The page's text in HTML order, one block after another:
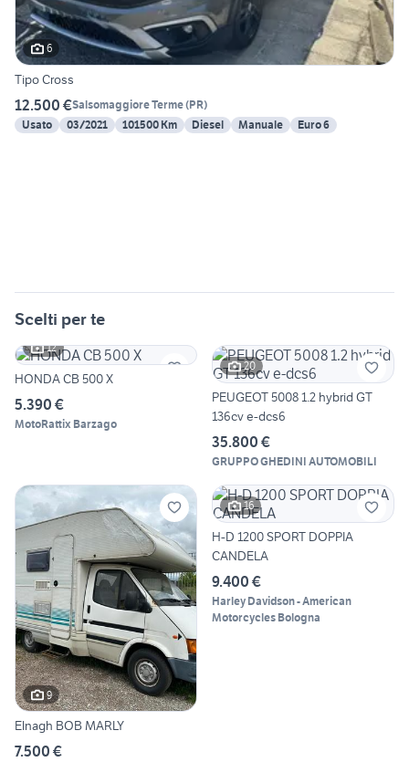
6
Tipo Cross
12.500 €Salsomaggiore Terme(PR)
Usato
03/2021 101500 Km Diesel Manuale Euro 6
Scelti per te
12
HONDA CB 500 X
5.390 €
MotoRattix Barzago
20
PEUGEOT 5008 1.2 hybrid GT
136cv e-dcs6
35.800 €
GRUPPO GHEDINI AUTOMOBILI
9
Elnagh BOB MARLY
7.500 €
16
H-D 1200 SPORT DOPPIA
CANDELA
9.400 €
Harley Davidson - American
Motorcycles Bologna